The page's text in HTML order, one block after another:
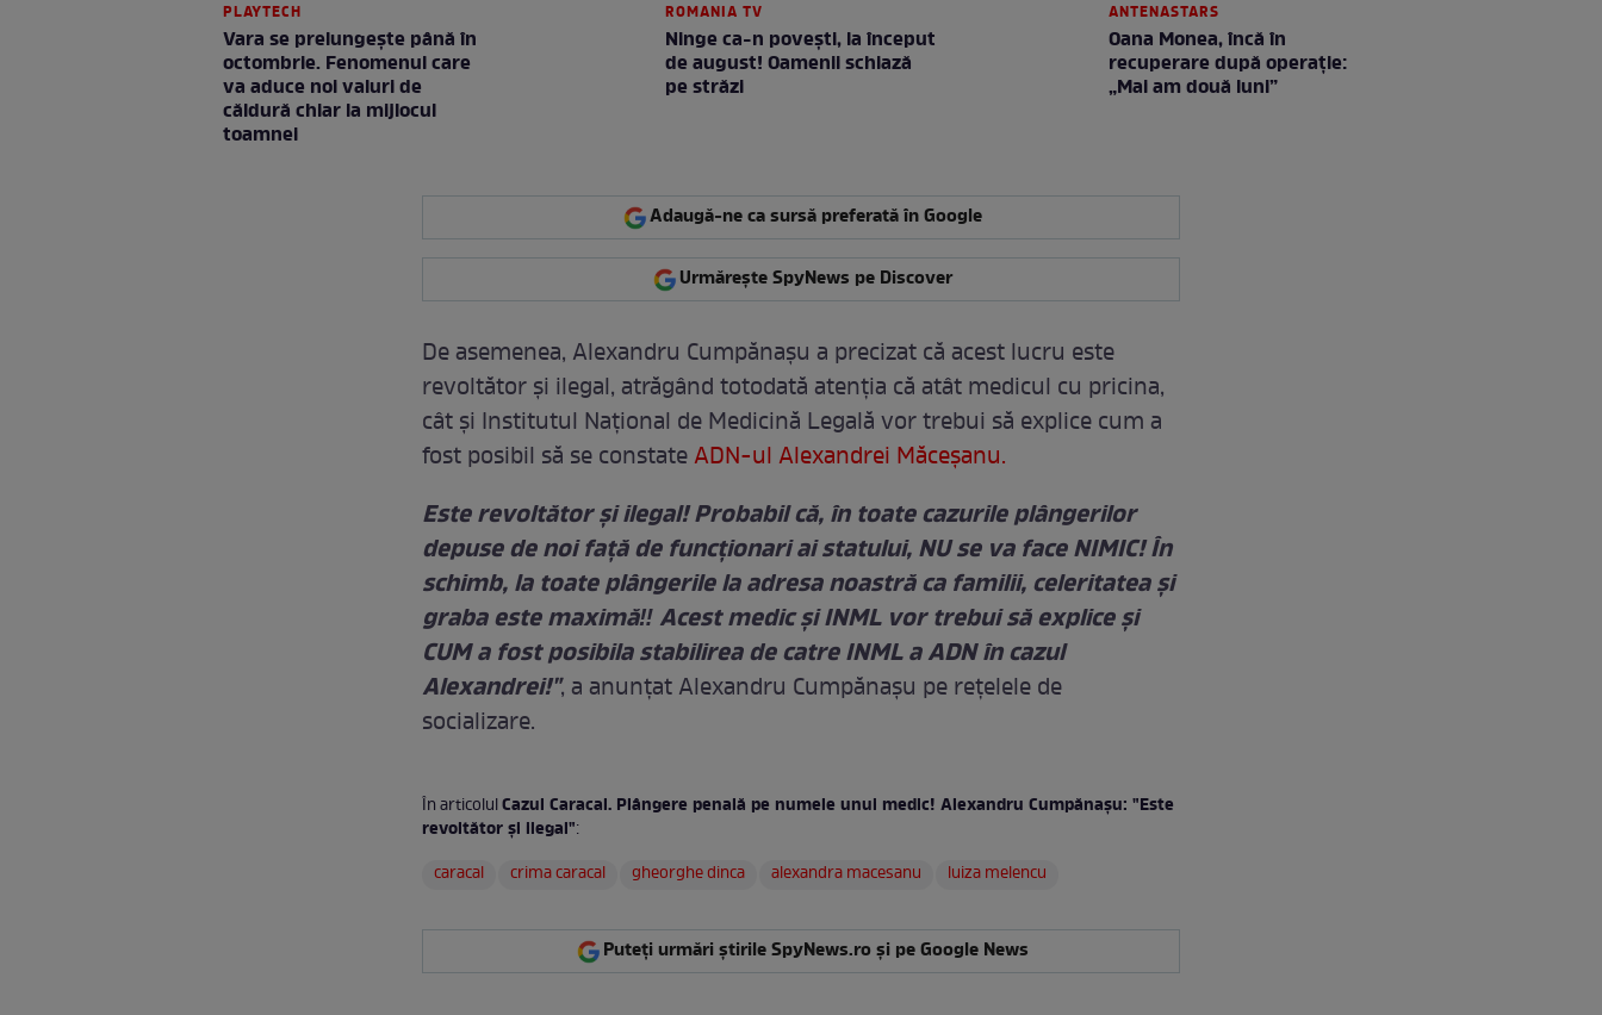
PLAYTECH
Vara se prelungeşte până în
octombrie. Fenomenul care
va aduce noi valuri de
căldură chiar la mijlocul
toamnei
ROMANIA TV
Ninge ca-n povești, la început
de august! Oamenii schiază
pe străzi
ANTENASTARS
Oana Monea, încă în
recuperare după operație:
„Mai am două luni”
Adaugă-ne ca sursă preferată în Google
Urmărește SpyNews pe Discover
De asemenea, Alexandru Cumpănaşu a precizat că acest lucru este
revoltător şi ilegal, atrăgând totodată atenţia că atât medicul cu pricina,
cât şi Institutul Naţional de Medicină Legală vor trebui să explice cum a
fost posibil să se constateADN-ul Alexandrei Măceşanu.
Este revoltător şi ilegal! Probabil că, în toate cazurile plângerilor
depuse de noi faţă de funcţionari ai statului, NU se va face NIMIC! În
schimb, la toate plângerile la adresa noastră ca familii, celeritatea şi
graba este maximă‼ Acest medic şi INML vor trebui să explice şi
CUM a fost posibila stabilirea de catre INML a ADN în cazul
Alexandrei!", a anunţat Alexandru Cumpănaşu pe reţelele de
socializare.
În articolulCazul Caracal. Plângere penală pe numele unui medic! Alexandru Cumpănaşu: "Este
revoltător şi ilegal":
caracal
crima caracal gheorghe dinca alexandra macesanu luiza melencu
Puteți urmări știrile SpyNews.ro și pe Google News